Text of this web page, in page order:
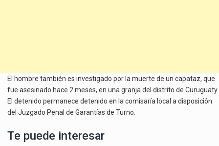
El hombre también es investigado por la muerte de un capataz, que
fue asesinado hace 2 meses, en una granja del distrito de Curuguaty.
El detenido permanece detenido en la comisaría local a disposición
del Juzgado Penal de Garantías de Turno.
Te puede interesar